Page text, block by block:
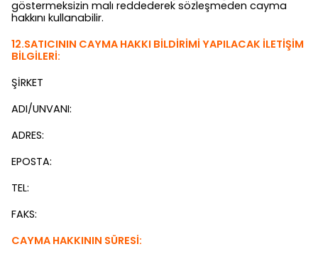
göstermeksizin malı reddederek sözleşmeden cayma
hakkını kullanabilir.
12.SATICININ CAYMA HAKKI BİLDİRİMİ YAPILACAK İLETİŞİM
BİLGİLERİ:
ŞİRKET
ADI/UNVANI:
ADRES:
EPOSTA:
TEL:
FAKS:
CAYMA HAKKININ SÜRESİ: